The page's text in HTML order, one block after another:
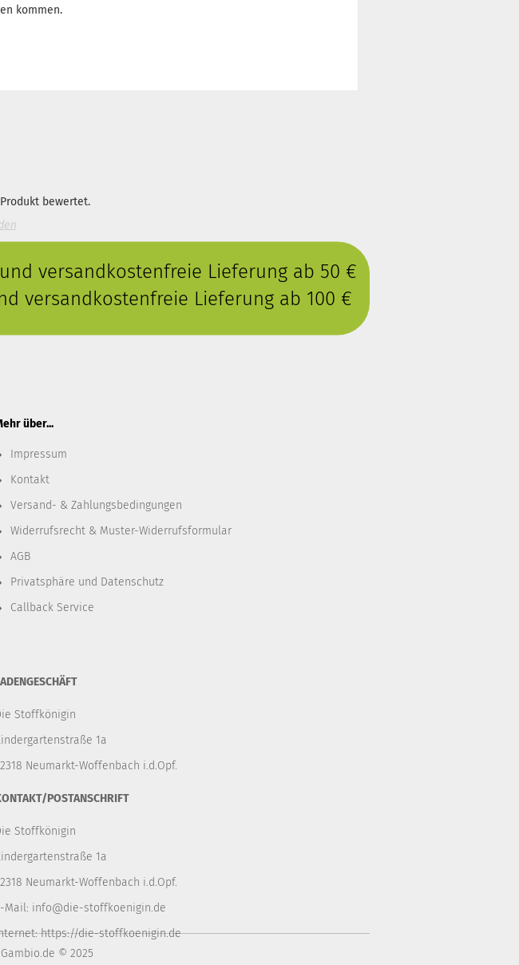
kommen.
bewertet.
versandkostenfreie Lieferung ab 50 €
versandkostenfreie Lieferung ab 100 €
über...
Impressum
Kontakt
Versand- & Zahlungsbedingungen
Widerrufsrecht & Muster-Widerrufsformular
AGB
Privatsphäre und Datenschutz
Callback Service
Stoffkönigin
1a
Neumarkt-Woffenbach i.d.Opf.
POSTANSCHRIFT
Stoffkönigin
1a
Neumarkt-Woffenbach i.d.Opf.
Mail: info@die-stoffkoenigin.de
https://die-stoffkoenigin.de
© 2025